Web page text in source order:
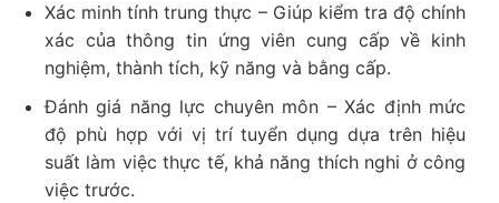
Xác minh tính trung thực – Giúp kiểm tra độ chính
xác của thông tin ứng viên cung cấp về kinh
nghiệm, thành tích, kỹ năng và bằng cấp.
Đánh giá năng lực chuyên môn – Xác định mức
độ phù hợp với vị trí tuyển dụng dựa trên hiệu
suất làm việc thực tế, khả năng thích nghi ở công
việc trước.